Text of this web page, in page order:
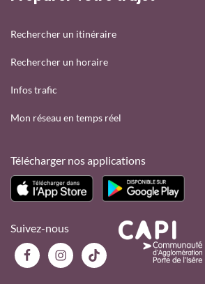
Rechercher un itinéraire
Rechercher un horaire
Infos trafic
Mon réseau en temps réel
Télécharger nos applications
Suivez-nous